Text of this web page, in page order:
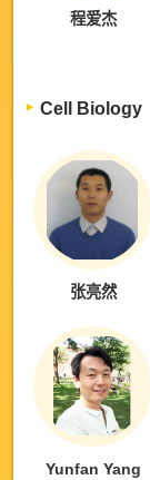
程爱杰
Cell Biology
张亮然
Yunfan Yang